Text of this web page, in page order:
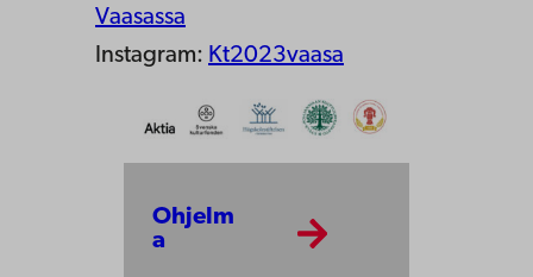
Vaasassa
Instagram: Kt2023vaasa
Ohjelm
a